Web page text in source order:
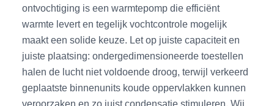
ontvochtiging is een warmtepomp die efficiënt
warmte levert en tegelijk vochtcontrole mogelijk
maakt een solide keuze. Let op juiste capaciteit en
juiste plaatsing: ondergedimensioneerde toestellen
halen de lucht niet voldoende droog, terwijl verkeerd
geplaatste binnenunits koude oppervlakken kunnen
veroorzaken en zo juist condensatie stimuleren. Wij